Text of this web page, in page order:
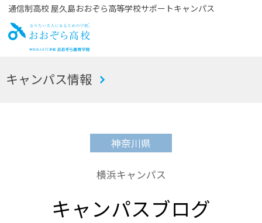
通信制高校 屋久島おおぞら高等学校サポートキャンパス
お
キャンパス情報
神奈川県
横浜キャンパス
キャンパスブログ